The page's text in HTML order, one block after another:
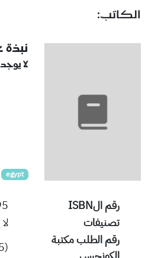
الكاتب:
نبذة
لا يوجد
egypt
رقم الISBN
تصنيفات
رقم الطلب مكتبة